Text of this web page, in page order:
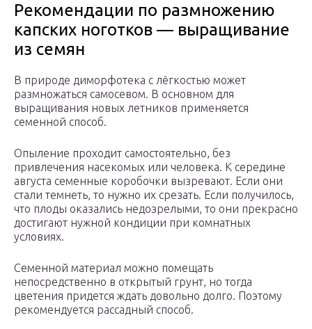
Рекомендации по размножению
капских ноготков — выращивание
из семян
В природе диморфотека с лёгкостью может
размножаться самосевом. В основном для
выращивания новых летников применяется
семенной способ.
Опыление проходит самостоятельно, без
привлечения насекомых или человека. К середине
августа семенные коробочки вызревают. Если они
стали темнеть, то нужно их срезать. Если получилось,
что плоды оказались недозрелыми, то они прекрасно
достигают нужной кондиции при комнатных
условиях.
Семенной материал можно помещать
непосредственно в открытый грунт, но тогда
цветения придется ждать довольно долго. Поэтому
рекомендуется рассадный способ.